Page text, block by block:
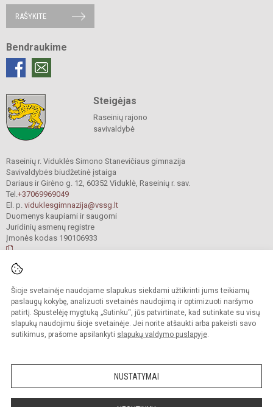
Šioje svetainėje naudojame slapukus siekdami užtikrinti jums teikiamų
paslaugų kokybę, analizuoti svetainės naudojimą ir optimizuoti naršymo
patirtį. Spustelėję mygtuką „Sutinku“, jūs patvirtinate, kad sutinkate su visų
slapukų naudojimu šioje svetainėje. Jei norite atšaukti arba pakeisti savo
sutikimus, prašome apsilankyti slapukų valdymo puslapyje.
NUSTATYMAI
RAŠYKITE
Bendraukime
Steigėjas
Raseinių rajono
savivaldybė
Raseinių r. Viduklės Simono Stanevičiaus gimnazija
Savivaldybės biudžetinė įstaiga
Dariaus ir Girėno g. 12, 60352 Viduklė, Raseinių r. sav.
Tel.+37069969049
El. p. viduklesgimnazija@vssg.lt
Duomenys kaupiami ir saugomi
Juridinių asmenų registre
Įmonės kodas 190106933
saugomos.
Kopijuoti turinį be raštiško gimnazijos sutikimo griežtai draudžiama.
Prieinamumo paraiška Slapukų valdymas
Sumanus būdas atnaujinti